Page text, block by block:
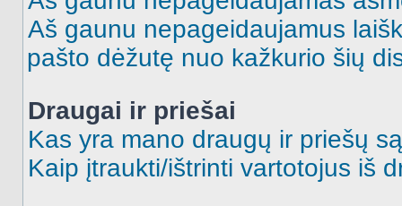
Aš gaunu nepageidaujamus
pašto dėžutę nuo kažkurio šių
Draugai ir priešai
Kas yra mano draugų ir priešų
Kaip įtraukti/ištrinti vartotojus iš